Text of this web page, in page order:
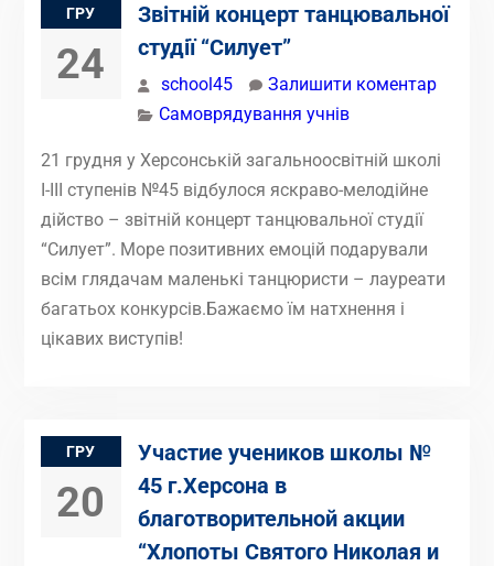
ГРУ
24
Звітній концерт танцювальної
студії “Силует”
school45
Залишити коментар
Самоврядування учнів
21 грудня у Херсонській загальноосвітній школі
І-ІІІ ступенів №45 відбулося яскраво-мелодійне
дійство – звітній концерт танцювальної студії
“Силует”. Море позитивних емоцій подарували
всім глядачам маленькі танцюристи – лауреати
багатьох конкурсів.Бажаємо їм натхнення і
цікавих виступів!
ГРУ
20
Участие учеников школы №
45 г.Херсона в
благотворительной акции
“Хлопоты Святого Николая и